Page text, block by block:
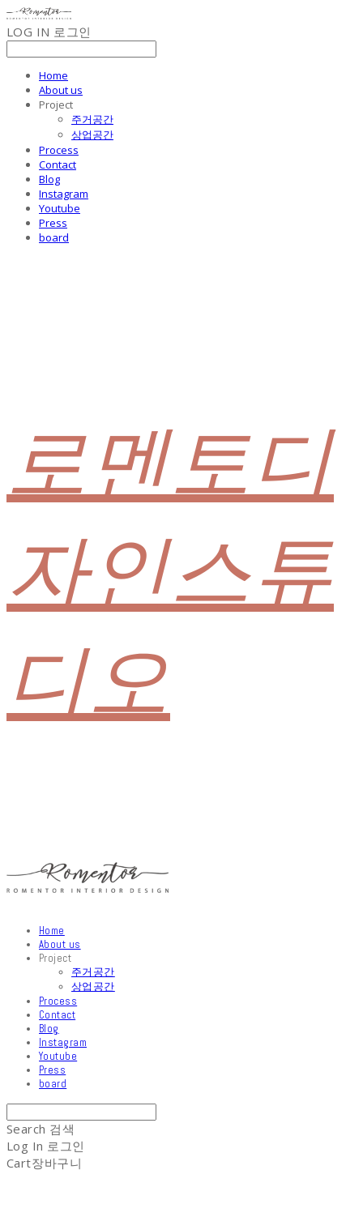
LOG IN 로그인
Home
About us
Project
주거공간
상업공간
Process
Contact
Blog
Instagram
Youtube
Press
board
로멘토디
자인스튜
디오
Home
About us
Project
주거공간
상업공간
Process
Contact
Blog
Instagram
Youtube
Press
board
Search 검색
Log In 로그인
Cart장바구니